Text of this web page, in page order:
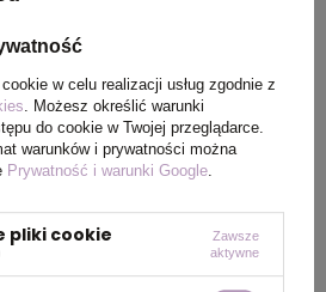
ø88 x 85,5 mm
granatowy
w celu realizacji usług zgodnie z
. Możesz określić warunki
do cookie w Twojej przeglądarce.
warunków i prywatności można
Prywatność i warunki Google
pliki cookie
Zawsze
aktywne